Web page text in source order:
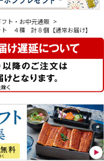
ト・お中元通販 >
４種 計８個【通常お届け】